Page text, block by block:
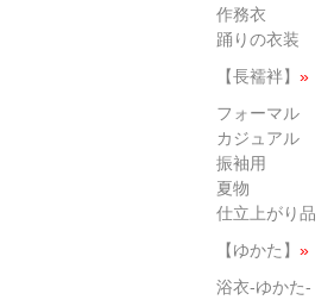
作務衣
踊りの衣装
【長襦袢】 »
フォーマル
カジュアル
振袖用
夏物
仕立上がり品
【ゆかた】 »
浴衣-ゆかた-